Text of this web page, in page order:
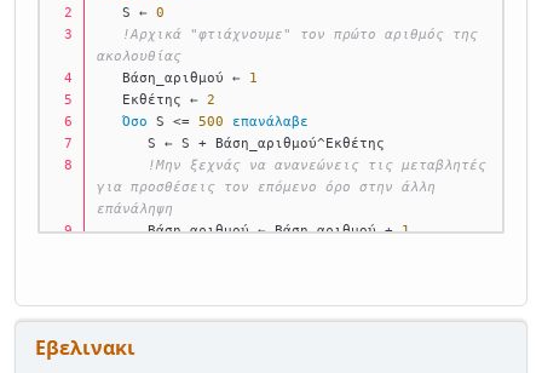
S ← 0
!Αρχικά "φτιάχνουμε" τον πρώτο αριθμός της
ακολουθίας
Βάση_αριθμού ← 1
Εκθέτης ← 2
Όσο S <= 500
επανάλαβε
S ← S + Βάση_αριθμού^Εκθέτης
!Μην ξεχνάς να ανανεώνεις τις μεταβλητές
για προσθέσεις τον επόμενο όρο στην άλλη
επάνάληψη
Βάση_αριθμού ← Βάση_αριθμού + 1
Τέλος Ασκ
Εβελινακι